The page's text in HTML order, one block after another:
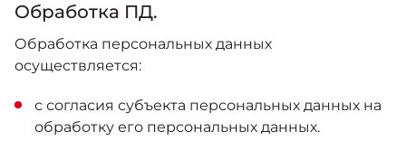
Обработка ПД.
Обработка персональных данных
осуществляется:
с согласия субъекта персональных данных на
обработку его персональных данных.